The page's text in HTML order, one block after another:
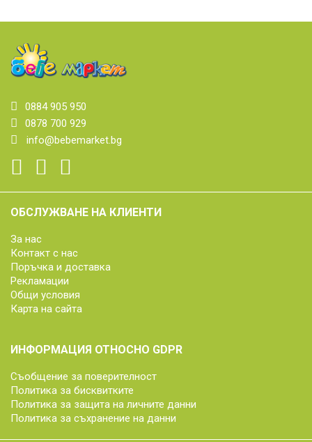
0884 905 950
0878 700 929
info@bebemarket.bg
ОБСЛУЖВАНЕ НА КЛИЕНТИ
За нас
Контакт с нас
Поръчка и доставка
Рекламации
Общи условия
Карта на сайта
ИНФОРМАЦИЯ ОТНОСНО GDPR
Съобщение за поверителност
Политика за бисквитките
Политика за защита на личните данни
Политика за съхранение на данни